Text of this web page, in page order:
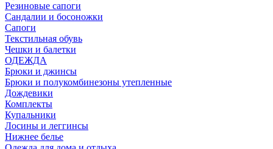
Резиновые сапоги
Сандалии и босоножки
Сапоги
Текстильная обувь
Чешки и балетки
ОДЕЖДА
Брюки и джинсы
Брюки и полукомбинезоны утепленные
Дождевики
Комплекты
Купальники
Лосины и леггинсы
Нижнее белье